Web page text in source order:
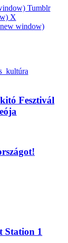
Tumblr
X
window)
Fesztivál
Station 1